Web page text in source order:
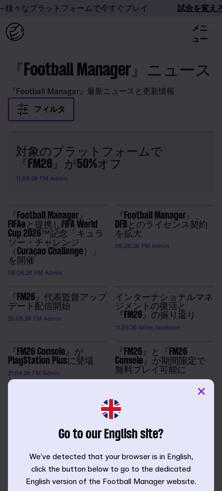
々なプラットフォームで今すぐプレイ
試合を変えろ
メニ
ュー
『Football Manager』ニュース
『Football Manager』最新ニュースと更新情報
フィルタ
対象のプラットフォームで
『FM26』が50%オフ
11.06.26 FM Admin
『Football Manager』、
FIFAeと提携しFIFA World
Cup 2026™記念「キュラ
ソー・チャレンジ
（Curaçao Challenge）」
を開催
08.06.26 FM Admin
『Football Manager』、
DFBとのライセンス契約
を拡大
05.06.26 FM Admin
『FM26』代表監督アップ
デート配信開始
26.05.26 FM Admin
インターナショナルマネ
ジメントの復活と
『FM26』の振り返り
11.05.26 Miles Jacobson
『FM26 Console』が
PlayStation Plusに登場
21.04.26 FM Admin
『FM26』と『FM26
Console』が期間限定で
無料プレイ可能に
『FM26』と『FM26 Console』がXbox
Game Pass Premiumでプレイ可能に
『Football Manager 26』
『FM26』アップデート
Go to our English site?
We’ve detected that your browser is in English,
click the button below to go to the dedicated
English version of the Football Manager website.
×